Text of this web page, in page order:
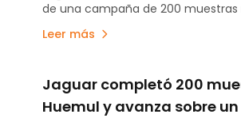
vanadio
de una campaña de 200 muestras
ocho sectores del proyecto
Malargüe.
Leer más
Jaguar completó 200
Huemul y avanza sobre